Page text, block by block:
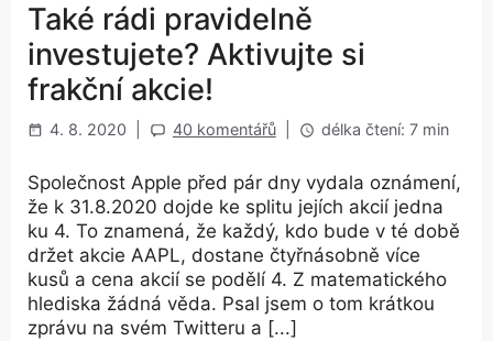
Také rádi pravidelně
investujete? Aktivujte si
frakční akcie!
4. 8. 2020 40 komentářů délka čtení: 7 min
Společnost Apple před pár dny vydala oznámení,
že k 31.8.2020 dojde ke splitu jejích akcií jedna
ku 4. To znamená, že každý, kdo bude v té době
držet akcie AAPL, dostane čtyřnásobně více
kusů a cena akcií se podělí 4. Z matematického
hlediska žádná věda. Psal jsem o tom krátkou
zprávu na svém Twitteru a [...]